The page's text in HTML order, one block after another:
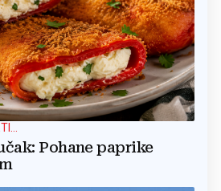
Pohane paprike